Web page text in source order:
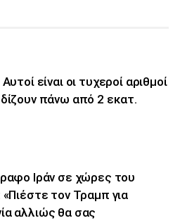
είναι οι τυχεροί αριθμοί
πάνω από 2 εκατ.
Ιράν σε χώρες του
τον Τραμπ για
αλλιώς θα σας